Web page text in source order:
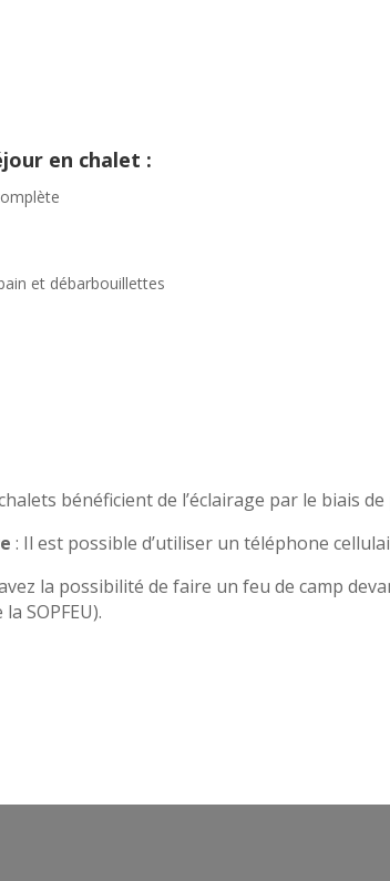
en chalet :
et débarbouillettes
bénéficient de l’éclairage par le biais
: Il est possible d’utiliser un téléphone
la possibilité de faire un feu de camp
SOPFEU).